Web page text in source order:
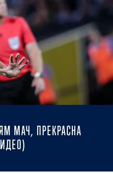
МАЧ, ПРЕКРАСНА